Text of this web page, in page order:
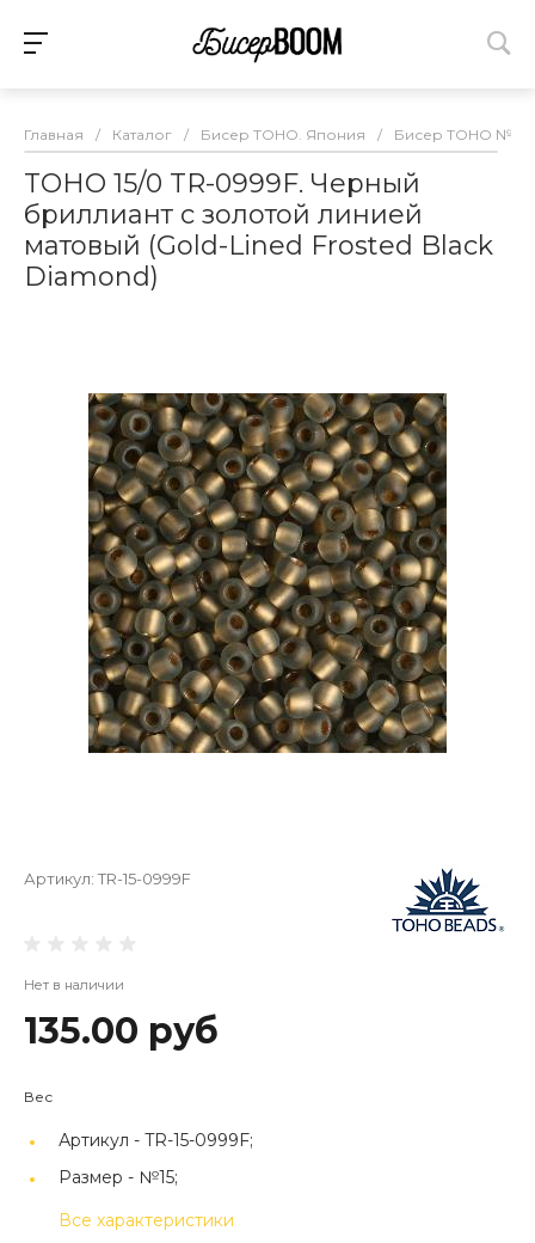
Главная / Каталог / Бисер TOHO. Япония / Бисер TOHO №15
TOHO 15/0 TR-0999F. Черный
бриллиант с золотой линией
матовый (Gold-Lined Frosted Black
Diamond)
Артикул: TR-15-0999F
Нет в наличии
135.00 руб
Вес
Артикул - TR-15-0999F;
Размер - №15;
Все характеристики